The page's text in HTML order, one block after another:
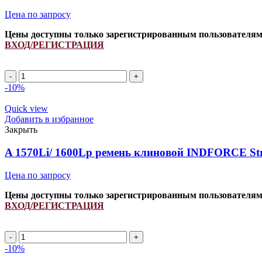
Цена по запросу
Цены доступны только зарегистрированным пользователям
ВХОД/РЕГИСТРАЦИЯ
A
1370Li/
ремень
клиновой
INDFORCE
Strongest
quantity
-10%
Quick view
Добавить в избранное
Закрыть
A 1570Li/ 1600Lp ремень клиновой INDFORCE
Цена по запросу
Цены доступны только зарегистрированным пользователям
ВХОД/РЕГИСТРАЦИЯ
A
1570Li/
-10%